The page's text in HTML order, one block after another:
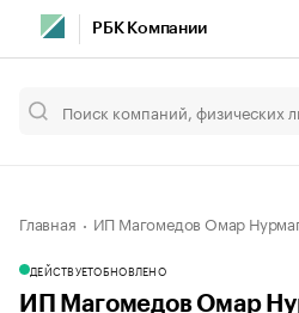
РБК Компании
Главная ИП Магомедов Омар
ДЕЙСТВУЕТОБНОВЛЕНО
ИП Магомедов Омар